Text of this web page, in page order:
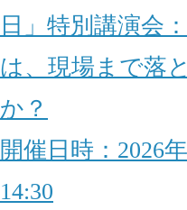
日」特別講演会
は、現場まで落
か？
開催日時：2026
14:30